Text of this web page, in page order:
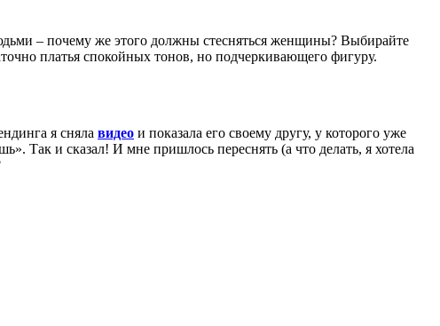
– почему же этого должны стесняться женщины? Выбирайте
платья спокойных тонов, но подчеркивающего фигуру.
я сняла видео и показала его своему другу, у которого уже
Так и сказал! И мне пришлось переснять (а что делать, я хотела